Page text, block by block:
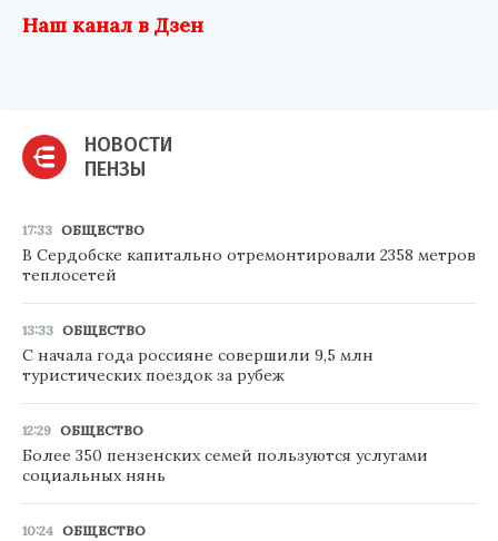
Наш канал в Дзен
НОВОСТИ
ПЕНЗЫ
17:33 ОБЩЕСТВО
В Сердобске капитально отремонтировали 2358 метров
теплосетей
13:33 ОБЩЕСТВО
С начала года россияне совершили 9,5 млн
туристических поездок за рубеж
12:29 ОБЩЕСТВО
Более 350 пензенских семей пользуются услугами
социальных нянь
10:24 ОБЩЕСТВО